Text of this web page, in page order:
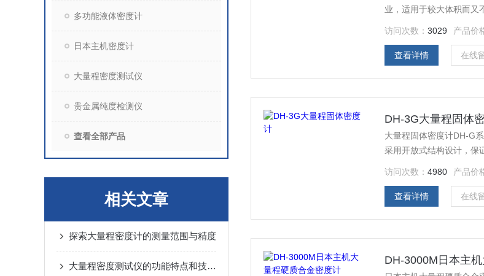
多功能液体密度计
日本主机密度计
大量程密度测试仪
贵金属纯度检测仪
查看全部产品
相关文章
探索大量程密度计的测量范围与精度
大量程密度测试仪的功能特点和技术指标
业，适用于较大体积而又
访问次数：3029 产品价
查看详情 在线
DH-3G大量程固体
大量程固体密度计DH-G
采用开放式结构设计，保
访问次数：4980 产品价
查看详情 在线
DH-3000M日本主